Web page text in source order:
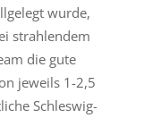
wurde,
strahlendem
die gute
jeweils 1-2,5
Schleswig-